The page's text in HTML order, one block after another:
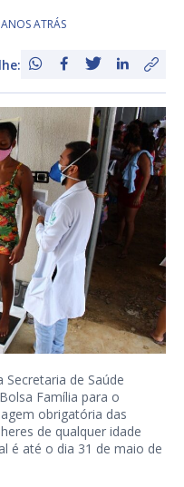
ATRÁS
Secretaria de Saúde
Família para o
obrigatória das
de qualquer idade
é até o dia 31 de maio de